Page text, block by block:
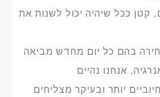
קטן ככל שיהיה יכול לשנות את
בהם כל יום מחדש מביאה
אנחנו נהיים
יותר ובעיקר מצליחים